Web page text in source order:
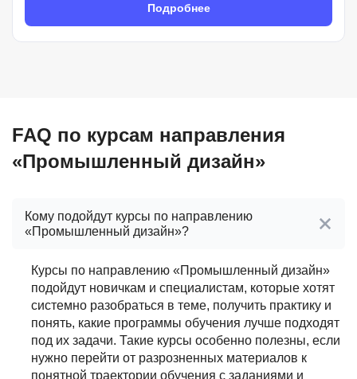
Подробнее
FAQ по курсам направления
«Промышленный дизайн»
Кому подойдут курсы по направлению
«Промышленный дизайн»?
Курсы по направлению «Промышленный дизайн»
подойдут новичкам и специалистам, которые хотят
системно разобраться в теме, получить практику и
понять, какие программы обучения лучше подходят
под их задачи. Такие курсы особенно полезны, если
нужно перейти от разрозненных материалов к
понятной траектории обучения с заданиями и